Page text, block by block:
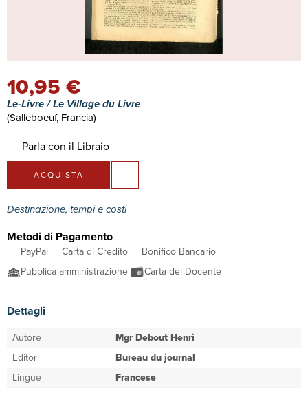
10,95 €
Le-Livre / Le Village du Livre
(Salleboeuf, Francia)
Parla con il Libraio
ACQUISTA
Destinazione, tempi e costi
Metodi di Pagamento
PayPal Carta di Credito
Bonifico Bancario
Pubblica amministrazione
Carta del Docente
Dettagli
Autore
Mgr Debout Henri
Editori
Bureau du journal
Lingue
Francese